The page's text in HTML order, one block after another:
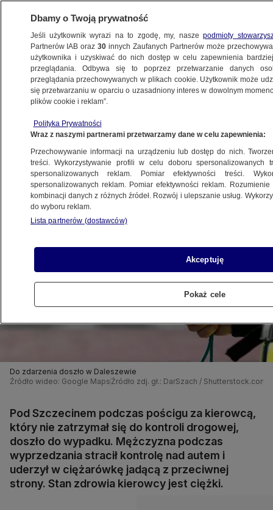
TRÓJMIASTO
z ciężarówką. Jest w ciężkim stanie
30.11.2022, 14:04
Udostępnij
Do zdarzenia doszło w Daleszewie
Źródło wideo: Google Maps Źródło zdj. gł.: DarSzach / Shutterstock.com
Pod Szczecinem podczas pościgu za kierowcą,
który nie zatrzymał się do kontroli drogowej,
doszło do wypadku. Mężczyzna podczas
wyprzedzania stracił kontrolę nad autem i
uderzył w ciężarówkę jadącą z przeciwnej
strony. Stan zdrowia kierowcy jest ciężki.
Dbamy o Twoją prywatność
Jeśli użytkownik wyrazi na to zgodę, my, naszepodmioty
Partnerów IAB oraz30 innych Zaufanych Partnerów może
użytkownika i uzyskiwać do nich dostęp w celu zapewnienia
przeglądania. Odbywa się to poprzez przetwarzanie danych
przeglądania przechowywanych w plikach cookie. Użytkownik może
się przetwarzaniu w oparciu o uzasadniony interes w dowolnym
plików cookie i reklam”.
Polityka Prywatności
Wraz z naszymi partnerami przetwarzamy dane w celu zapewnienia:
Przechowywanie informacji na urządzeniu lub dostęp do nich.
treści. Wykorzystywanie profili w celu doboru spersonalizowanych
spersonalizowanych reklam. Pomiar efektywności treści.
spersonalizowanych reklam. Pomiar efektywności reklam.
kombinacji danych z różnych źródeł. Rozwój i ulepszanie usług.
do wyboru reklam.
Lista partnerów (dostawców)
Akceptuję
Pokaż cele